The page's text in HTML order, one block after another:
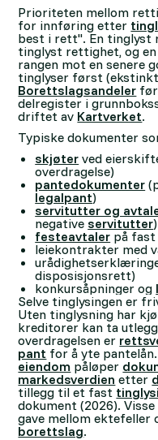
Prioriteten mellom
for innføring etter
best i rett". En tinglyst
tinglyst rettighet, og
rangen mot en senere
tinglyser først
Borettslagsandeler
delregister i
driftet av Kartverket.
Typiske dokumenter
skjøter ved
overdragelse)
pantedokumenter
legalpant)
servitutter og
negative servitutter)
festeavtaler på
leiekontrakter med
disposisjonsrett)
konkursåpninger og
Selve tinglysingen er
Uten tinglysning har
kreditorer kan ta
overdragelsen er
pant for å yte
eiendom påløper
markedsverdien etter
tillegg til et fast
dokument (2026).
gave mellom ektefeller
borettslag.